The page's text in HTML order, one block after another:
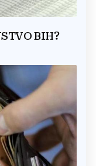
BIH?